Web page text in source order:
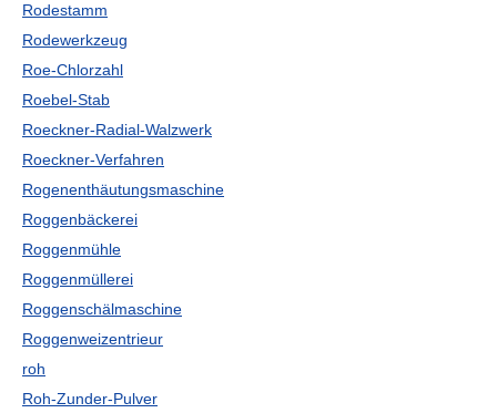
Rodestamm
Rodewerkzeug
Roe-Chlorzahl
Roebel-Stab
Roeckner-Radial-Walzwerk
Roeckner-Verfahren
Rogenenthäutungsmaschine
Roggenbäckerei
Roggenmühle
Roggenmüllerei
Roggenschälmaschine
Roggenweizentrieur
roh
Roh-Zunder-Pulver